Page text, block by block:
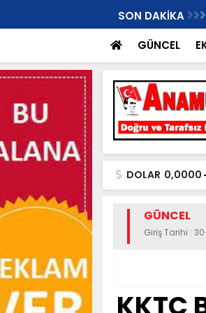
SON DAKİKA
KURUCU İLÇE BAŞKANI OLDU..
GÜNCEL
DOLAR 0,0000
GÜNCEL
Giriş Tarihi :